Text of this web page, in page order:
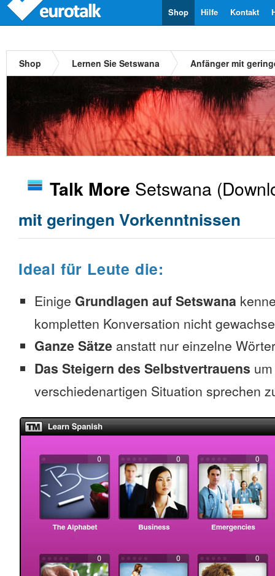
Kontakt
Hilfe
Shop
Shop Lernen Sie Setswana Anfänger mit
Talk More Setswana
mit geringen Vorkenntnissen
Ideal für Leute die:
Einige Grundlagen auf Setswana
kompletten Konversation nicht
Ganze Sätze anstatt nur einzelne
Das Steigern des Selbstvertrauens
verschiedenartigen Situation sprechen